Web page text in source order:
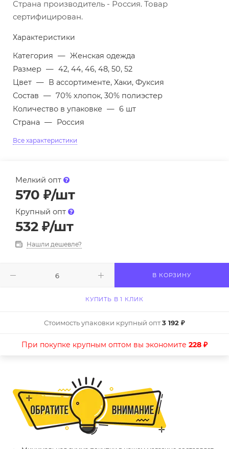
Страна производитель - Россия. Товар
сертифицирован.
Характеристики
Категория — Женская одежда
Размер — 42, 44, 46, 48, 50, 52
Цвет — В ассортименте, Хаки, Фуксия
Состав — 70% хлопок, 30% полиэстер
Количество в упаковке — 6 шт
Страна — Россия
Все характеристики
Мелкий опт
570 ₽/шт
Крупный опт
532 ₽/шт
Нашли дешевле?
В КОРЗИНУ
КУПИТЬ В 1 КЛИК
Стоимость упаковки крупный опт3 192 ₽
При покупке крупным оптом вы экономите 228 ₽